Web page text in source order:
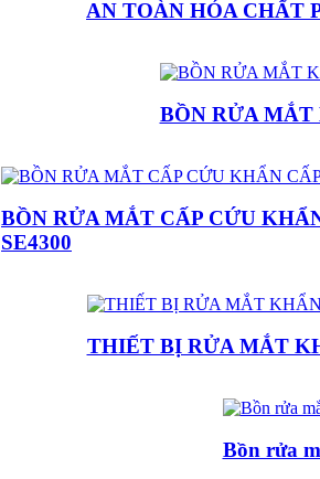
AN TOÀN HÓA CHẤT
BỒN RỬA MẮT
BỒN RỬA MẮT CẤP CỨU
SE4300
THIẾT BỊ RỬA MẮT
Bồn rửa